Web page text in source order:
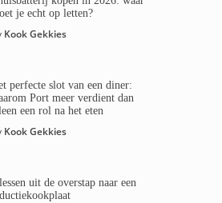
je echt op letten?
Kook Gekkies
perfecte slot van een diner:
Port meer verdient dan
een rol na het eten
Kook Gekkies
uit de overstap naar een